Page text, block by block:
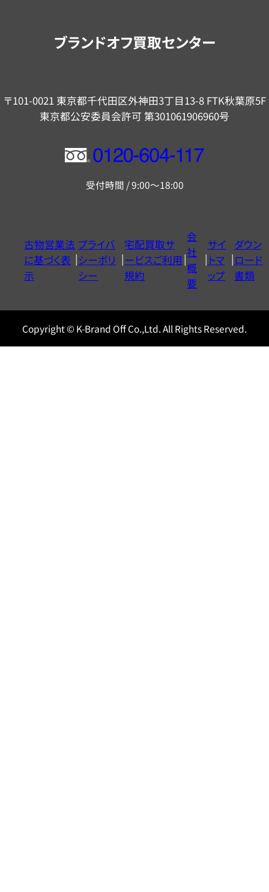
ブランドオフ買取センター
〒101-0021 東京都千代田区外神田3丁目13-8 FTK秋葉原5F
東京都公安委員会許可 第301061906960号
フ
ー
ヤ
ル
0120604117
受付時間 / 9:00～18:00
古物営業法
に基づく表
示
プライバ
シーポリ
シー
宅配買取サ
ービスご利用
規約
会
社
概
要
サイ
トマ
ップ
ダウン
ロード
書類
Copyright © K-Brand Off Co.,Ltd. All Rights Reserved.